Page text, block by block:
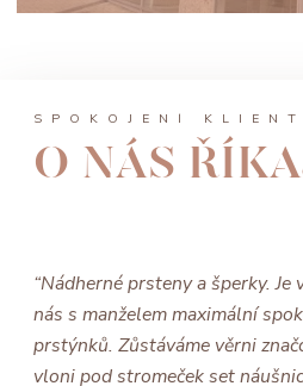
SPOKOJENÍ
O NÁS
“Nádherné prsteny a šperky. Je
nás s manželem maximální
prstýnků. Zůstáváme věrni
vloni pod stromeček set